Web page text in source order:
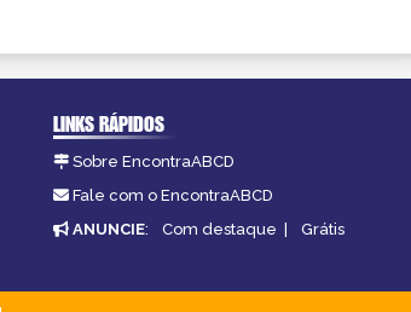
LINKS RÁPIDOS
Sobre EncontraABCD
Fale com o EncontraABCD
ANUNCIE: Com destaque | Grátis